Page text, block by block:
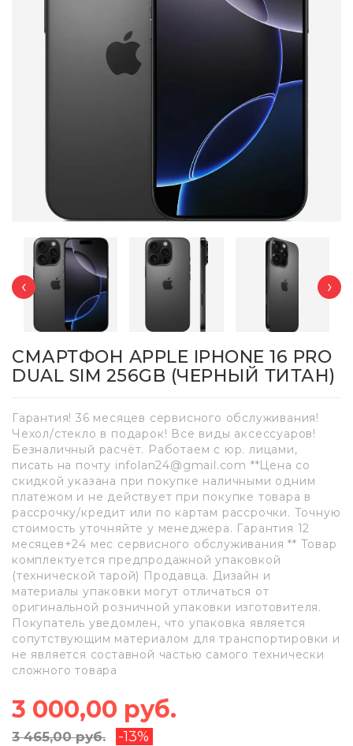
‹ ›
СМАРТФОН APPLE IPHONE 16 PRO
DUAL SIM 256GB (ЧЕРНЫЙ ТИТАН)
Гарантия! 36 месяцев сервисного обслуживания!
Чехол/стекло в подарок! Все виды аксессуаров!
Безналичный расчёт. Работаем с юр. лицами,
писать на почту infolan24@gmail.com **Цена со
скидкой указана при покупке наличными одним
платежом и не действует при покупке товара в
рассрочку/кредит или по картам рассрочки. Точную
стоимость уточняйте у менеджера. Гарантия 12
месяцев+24 мес сервисного обслуживания ** Товар
комплектуется предпродажной упаковкой
(технической тарой) Продавца. Дизайн и
материалы упаковки могут отличаться от
оригинальной розничной упаковки изготовителя.
Покупатель уведомлен, что упаковка является
сопутствующим материалом для транспортировки и
не является составной частью самого технически
сложного товара
3 000,00 руб.
3 465,00 руб. -13%